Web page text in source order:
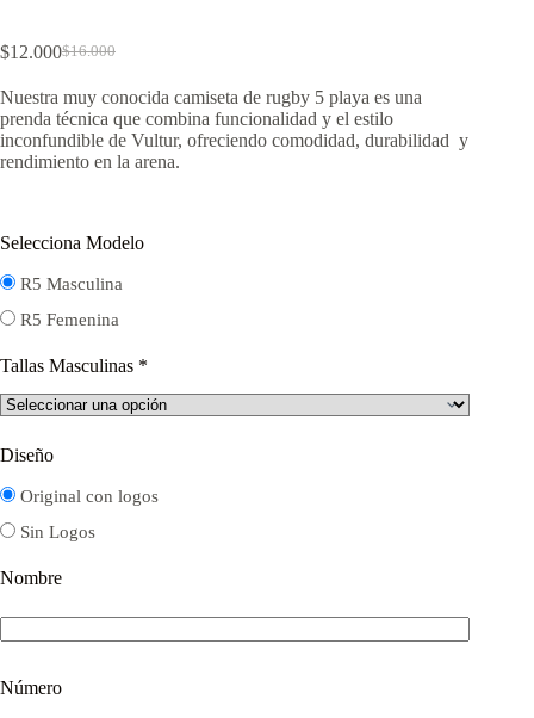
$16.000
El
original
era:
$16.000.
$12.000El
actual
es:
$12.000.
Nuestra muy conocida camiseta de rugby 5 playa es una
prenda técnica que combina funcionalidad y el estilo
inconfundible de Vultur, ofreciendo comodidad, durabilidad y
rendimiento en la arena.
Selecciona Modelo
R5 Masculina
R5 Femenina
Tallas Masculinas *
Diseño
Original con logos
Sin Logos
Nombre
Número